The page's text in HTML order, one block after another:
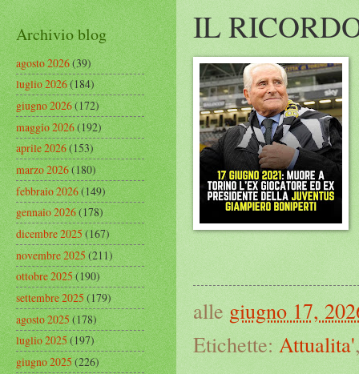
IL
alle giugno 17,
Etichette: Attualita'
Archivio blog
agosto 2026(39)
luglio 2026(184)
giugno 2026(172)
maggio 2026(192)
aprile 2026(153)
marzo 2026(180)
febbraio 2026(149)
gennaio 2026(178)
dicembre 2025(167)
novembre 2025(211)
ottobre 2025(190)
settembre 2025(179)
agosto 2025(178)
luglio 2025(197)
giugno 2025(226)